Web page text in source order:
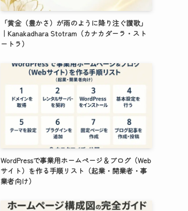
「黄金（豊かさ）が雨のように降り注ぐ讃歌」
｜Kanakadhara Stotram（カナカダーラ・スト
ートラ）
WordPressで事業用ホームページ＆ブログ（Web
サイト）を作る手順リスト（起業・開業者・事
業者向け）